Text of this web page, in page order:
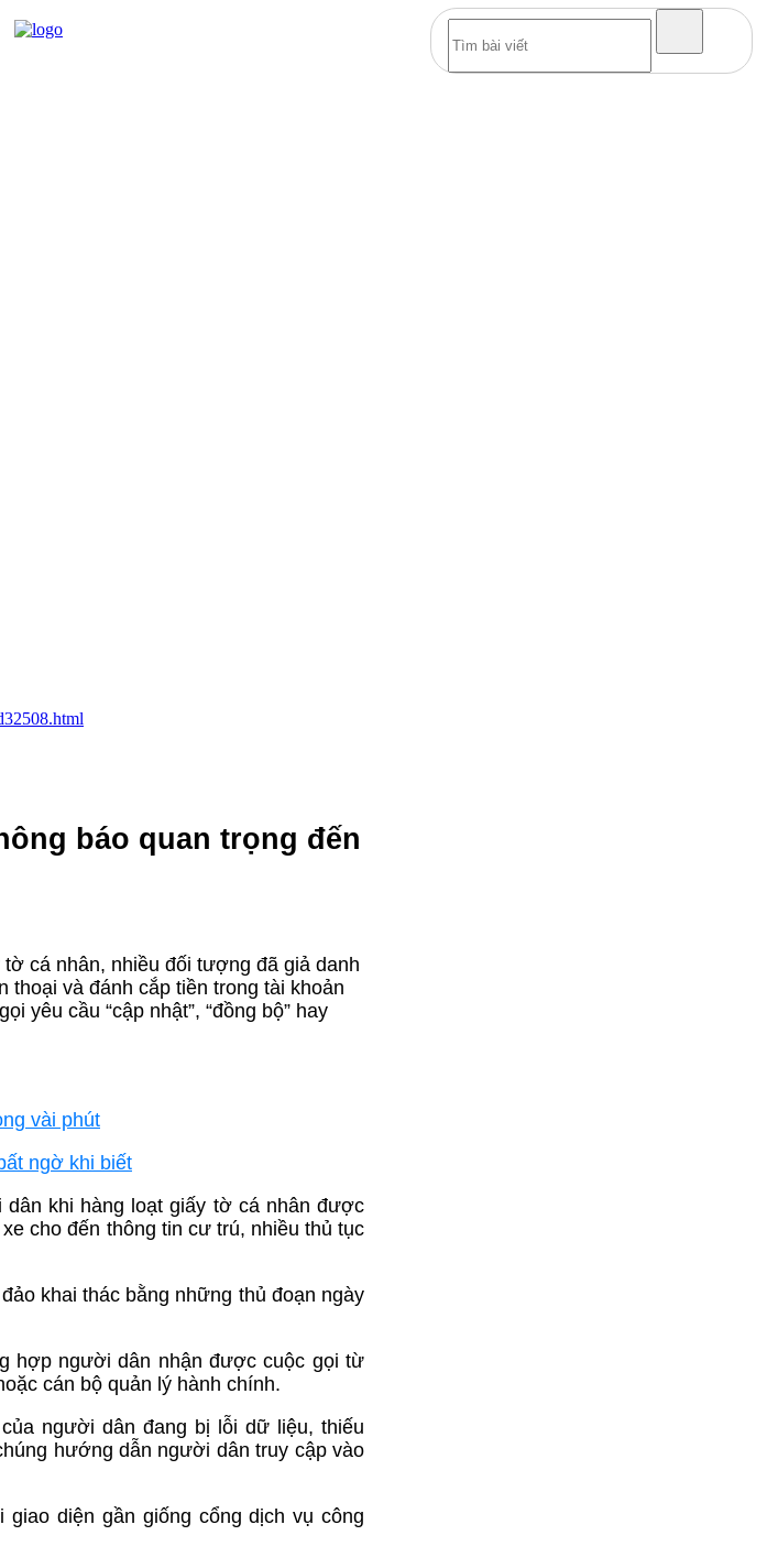
báo quan trọng đến
cá nhân, nhiều đối tượng đã giả danh
thoại và đánh cắp tiền trong tài khoản
yêu cầu “cập nhật”, “đồng bộ” hay
vài phút
ngờ khi biết
khi hàng loạt giấy tờ cá nhân được
cho đến thông tin cư trú, nhiều thủ tục
khai thác bằng những thủ đoạn ngày
hợp người dân nhận được cuộc gọi từ
cán bộ quản lý hành chính.
người dân đang bị lỗi dữ liệu, thiếu
hướng dẫn người dân truy cập vào
diện gần giống cổng dịch vụ công